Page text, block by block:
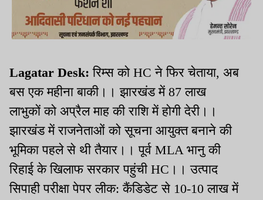
Lagatar Desk: रिम्स को HC ने फिर चेताया, अब
बस एक महीना बाकी।। झारखंड में 87 लाख
लाभुकों को अप्रैल माह की राशि में होगी देरी।।
झारखंड में राजनेताओं को सूचना आयुक्त बनाने की
भूमिका पहले से थी तैयार।। पूर्व MLA भानु की
रिहाई के खिलाफ सरकार पहुंची HC।। उत्पाद
सिपाही परीक्षा पेपर लीक: कैंडिडेट से 10-10 लाख में